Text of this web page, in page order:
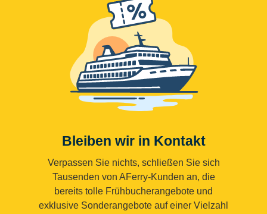
Bleiben wir in Kontakt
Verpassen Sie nichts, schließen Sie sich
Tausenden von AFerry-Kunden an, die
bereits tolle Frühbucherangebote und
exklusive Sonderangebote auf einer Vielzahl